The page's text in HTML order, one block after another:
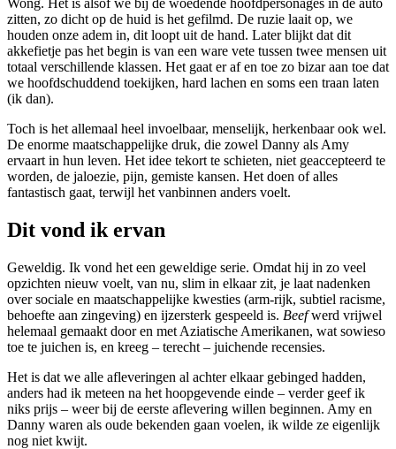
Wong. Het is alsof we bij de woedende hoofdpersonages in de auto
zitten, zo dicht op de huid is het gefilmd. De ruzie laait op, we
houden onze adem in, dit loopt uit de hand. Later blijkt dat dit
akkefietje pas het begin is van een ware vete tussen twee mensen uit
totaal verschillende klassen. Het gaat er af en toe zo bizar aan toe dat
we hoofdschuddend toekijken, hard lachen en soms een traan laten
(ik dan).
Toch is het allemaal heel invoelbaar, menselijk, herkenbaar ook wel.
De enorme maatschappelijke druk, die zowel Danny als Amy
ervaart in hun leven. Het idee tekort te schieten, niet geaccepteerd te
worden, de jaloezie, pijn, gemiste kansen. Het doen of alles
fantastisch gaat, terwijl het vanbinnen anders voelt.
Dit vond ik ervan
Geweldig. Ik vond het een geweldige serie. Omdat hij in zo veel
opzichten nieuw voelt, van nu, slim in elkaar zit, je laat nadenken
over sociale en maatschappelijke kwesties (arm-rijk, subtiel racisme,
behoefte aan zingeving) en ijzersterk gespeeld is. Beefwerd vrijwel
helemaal gemaakt door en met Aziatische Amerikanen, wat sowieso
toe te juichen is, en kreeg – terecht – juichende recensies.
Het is dat we alle afleveringen al achter elkaar gebinged hadden,
anders had ik meteen na het hoopgevende einde – verder geef ik
niks prijs – weer bij de eerste aflevering willen beginnen. Amy en
Danny waren als oude bekenden gaan voelen, ik wilde ze eigenlijk
nog niet kwijt.